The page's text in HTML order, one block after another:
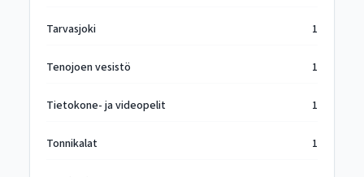
Tarvasjoki 1
Tenojoen vesistö 1
Tietokone- ja videopelit 1
Tonnikalat 1